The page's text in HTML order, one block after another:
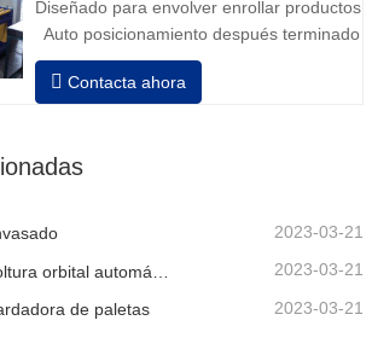
Diseñado para envolver enrollar
Auto posicionamiento después
velocidad, estiramiento fuerza puede ser
Neumático superior plato a prensa bobina
Contacta ahora
2023-03-21
2023-03-21
de paletas 2023-03-21